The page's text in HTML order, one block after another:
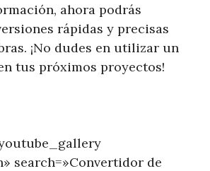
ahora podrás
rápidas y precisas
¡No dudes en utilizar un
tus próximos proyectos!
search=»Convertidor de